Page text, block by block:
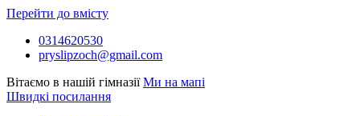
Перейти до вмісту
0314620530
pryslipzoch@gmail.com
Вітаємо в нашій гімназіїМи на мапі
Швидкі посилання